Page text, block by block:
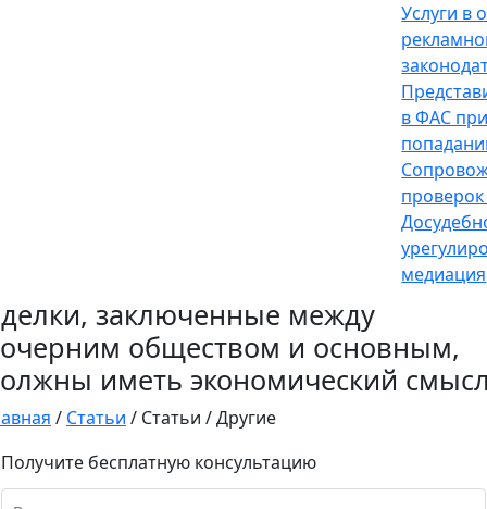
Услуги в
в ФАС
медиация
заключенные между
обществом и основным,
иметь экономический
/ Статьи / Статьи /Другие
Получите бесплатную консультацию